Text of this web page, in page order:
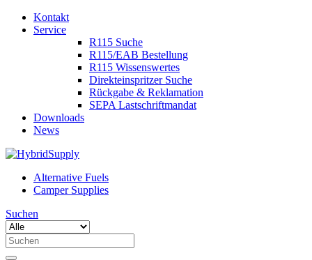
Kontakt
Service
R115 Suche
R115/EAB Bestellung
R115 Wissenswertes
Direkteinspritzer Suche
Rückgabe & Reklamation
SEPA Lastschriftmandat
Downloads
News
Alternative Fuels
Camper Supplies
Suchen